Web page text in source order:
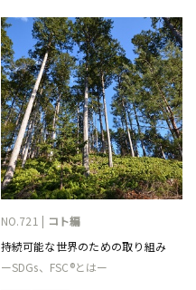
NO.721 | コト編
持続可能な世界のための取り組み
ーSDGs、FSC®とはー